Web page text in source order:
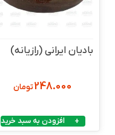
بادیان ایرانی (رازیانه)
248.000تومان
افزودن به سبد خرید